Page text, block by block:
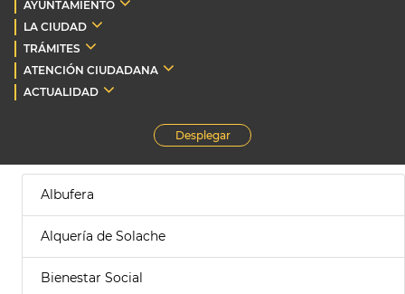
AYUNTAMIENTO
LA CIUDAD
TRÁMITES
ATENCIÓN CIUDADANA
ACTUALIDAD
Desplegar
Albufera
Alquería de Solache
Bienestar Social